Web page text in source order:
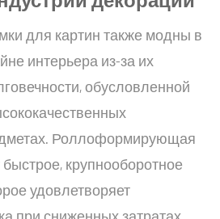
для картин также модны в
интерьера из-за их
обусловленной
Роллоформирующая
крупнооборотное
удовлетворяет